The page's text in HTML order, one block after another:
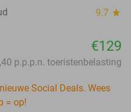
9.7 star
€129
p.p.p.n. toeristenbelasting
Social Deals. Wees
= op!